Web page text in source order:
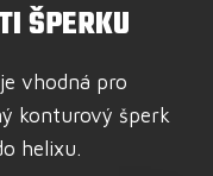
ŠPERKU
vhodná pro
konturový šperk
helixu.